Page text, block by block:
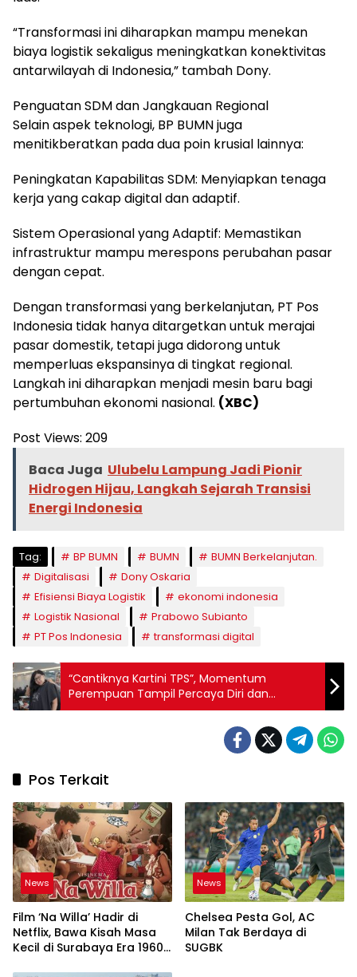
“Transformasi ini diharapkan mampu menekan
biaya logistik sekaligus meningkatkan konektivitas
antarwilayah di Indonesia,” tambah Dony.
Penguatan SDM dan Jangkauan Regional
Selain aspek teknologi, BP BUMN juga
menitikberatkan pada dua poin krusial lainnya:
Peningkatan Kapabilitas SDM: Menyiapkan tenaga
kerja yang cakap digital dan adaptif.
Sistem Operasional yang Adaptif: Memastikan
infrastruktur mampu merespons perubahan pasar
dengan cepat.
Dengan transformasi yang berkelanjutan, PT Pos
Indonesia tidak hanya ditargetkan untuk merajai
pasar domestik, tetapi juga didorong untuk
memperluas ekspansinya di tingkat regional.
Langkah ini diharapkan menjadi mesin baru bagi
pertumbuhan ekonomi nasional. (XBC)
Post Views: 209
Baca Juga Ulubelu Lampung Jadi Pionir
Hidrogen Hijau, Langkah Sejarah Transisi
Energi Indonesia
Tag: BP BUMN BUMN
BUMN Berkelanjutan.
Digitalisasi
Dony Oskaria
Efisiensi Biaya Logistik
ekonomi indonesia
Logistik Nasional
Prabowo Subianto
PT Pos Indonesia
transformasi digital
“Cantiknya Kartini TPS”, Momentum
Perempuan Tampil Percaya Diri dan
Profesional
Pos Terkait
News
Film ‘Na Willa’ Hadir di
Netflix, Bawa Kisah Masa
Kecil di Surabaya Era 1960-
News
Chelsea Pesta Gol, AC
Milan Tak Berdaya di
SUGBK